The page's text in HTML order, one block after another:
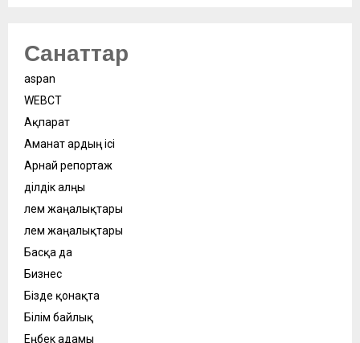
Санаттар
aspan
WEBСӘТ
Ақпарат
Аманат ардың ісі
Арнай репортаж
Әділдік алңы
Әлем жаңалықтары
Әлем жаңалықтары
Басқа да
Бизнес
Бізде қонақта
Білім байлық
Еңбек адамы